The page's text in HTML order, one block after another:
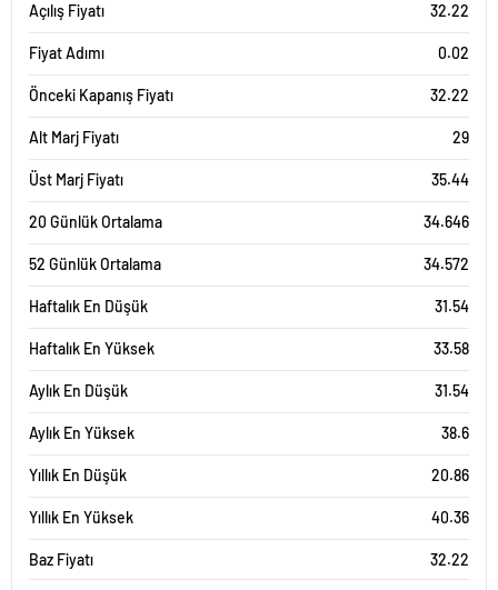
Açılış Fiyatı 32.22
Fiyat Adımı 0.02
Önceki Kapanış Fiyatı 32.22
Alt Marj Fiyatı 29
Üst Marj Fiyatı 35.44
20 Günlük Ortalama 34.646
52 Günlük Ortalama 34.572
Haftalık En Düşük 31.54
Haftalık En Yüksek 33.58
Aylık En Düşük 31.54
Aylık En Yüksek 38.6
Yıllık En Düşük 20.86
Yıllık En Yüksek 40.36
Baz Fiyatı 32.22